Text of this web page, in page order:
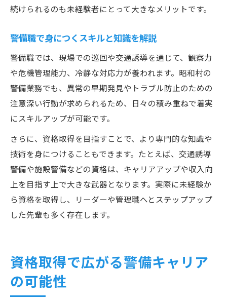
続けられるのも未経験者にとって大きなメリットです。
警備職で身につくスキルと知識を解説
警備職では、現場での巡回や交通誘導を通じて、観察力
や危機管理能力、冷静な対応力が養われます。昭和村の
警備業務でも、異常の早期発見やトラブル防止のための
注意深い行動が求められるため、日々の積み重ねで着実
にスキルアップが可能です。
さらに、資格取得を目指すことで、より専門的な知識や
技術を身につけることもできます。たとえば、交通誘導
警備や施設警備などの資格は、キャリアアップや収入向
上を目指す上で大きな武器となります。実際に未経験か
ら資格を取得し、リーダーや管理職へとステップアップ
した先輩も多く存在します。
資格取得で広がる警備キャリア
の可能性